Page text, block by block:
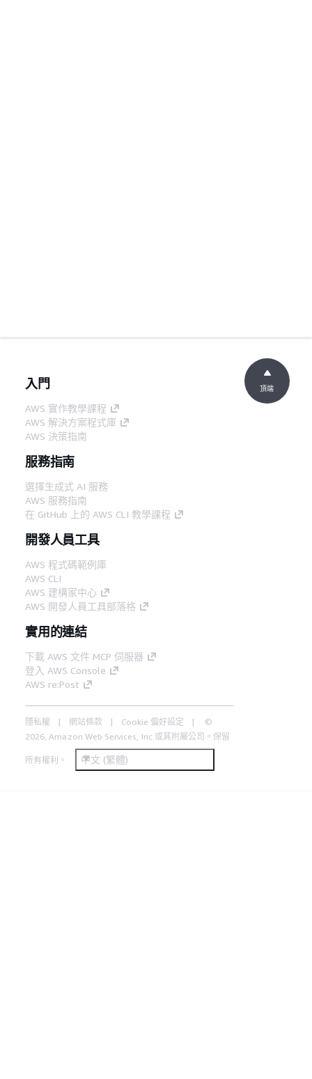
入門
AWS 實作教學課程
AWS 解決方案程式庫
AWS 決策指南
服務指南
選擇生成式 AI 服務
AWS 服務指南
在 GitHub 上的 AWS CLI 教學課程
開發人員工具
AWS 程式碼範例庫
AWS CLI
AWS 建構家中心
AWS 開發人員工具部落格
實用的連結
下載 AWS 文件 MCP 伺服器
登入 AWS Console
AWS re:Post
隱私權 網站條款 Cookie 偏好設定
©
2026, Amazon Web Services, Inc.或其附屬公司。保留
所有權利。 中文 (繁體)
頂端